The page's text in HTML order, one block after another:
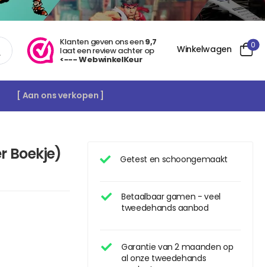
Klanten geven ons een9,7
laat een review achter op
<--- WebwinkelKeur
Winkelwagen 0
[ Aan ons verkopen ]
Getest en schoongemaakt
Betaalbaar gamen - veel
tweedehands aanbod
Garantie van 2 maanden op
al onze tweedehands
Boekje)